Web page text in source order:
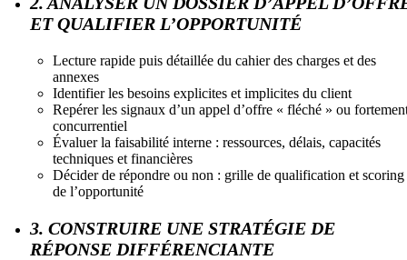
ET QUALIFIER L’OPPORTUNITÉ
Lecture rapide puis détaillée du cahier des charges et des
annexes
Identifier les besoins explicites et implicites du client
Repérer les signaux d’un appel d’offre « fléché » ou
concurrentiel
Évaluer la faisabilité interne : ressources, délais, capacités
techniques et financières
Décider de répondre ou non : grille de qualification et scoring
de l’opportunité
3. CONSTRUIRE UNE STRATÉGIE DE
RÉPONSE DIFFÉRENCIANTE